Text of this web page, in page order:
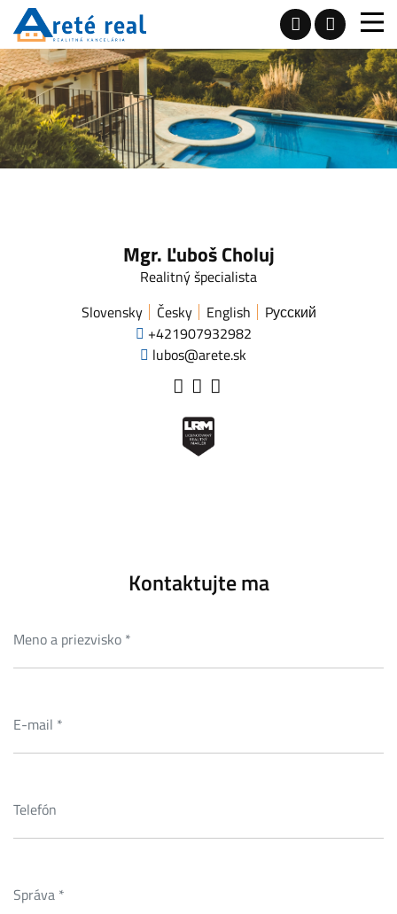
Mgr. Ľuboš Choluj
Realitný špecialista
Slovensky
Česky English
Pусский
+421907932982
lubos@arete.sk
Kontaktujte ma